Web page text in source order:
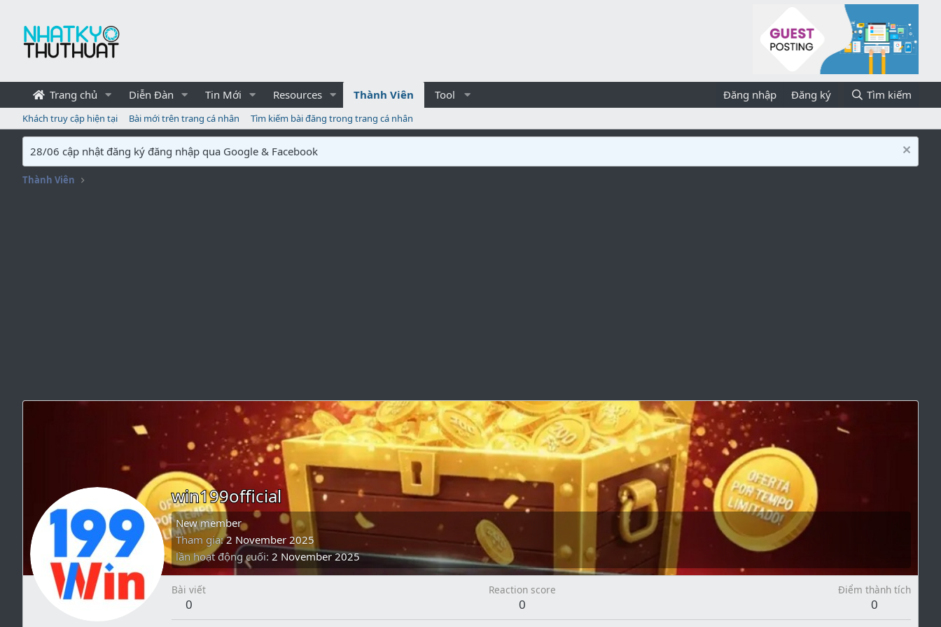
Trang chủ Diễn Đàn Tin Mới Resources Thành Viên Tool Đăng nhập Đăng ký Tìm kiếm
Khách truy cập hiện tại Bài mới trên trang cá nhân Tìm kiếm bài đăng trong trang cá nhân
28/06 cập nhật đăng ký đăng nhập qua Google & Facebook
Thành Viên
win199official
New member
Tham gia 2 November 2025
lần hoạt động cuối 2 November 2025
Bài viết
0
Reaction score
0
Điểm thành tích
0